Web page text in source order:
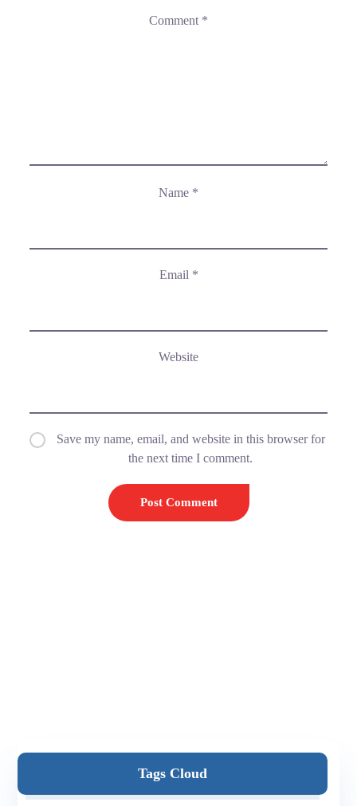
Comment *
Name *
Email *
Website
Save my name, email, and website in this browser for
the next time I comment.
Tags Cloud